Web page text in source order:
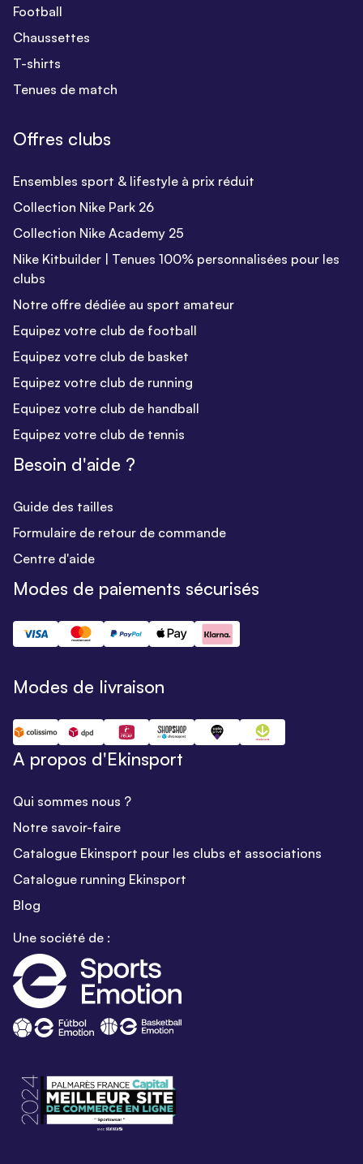
Football
Chaussettes
T-shirts
Tenues de match
Offres clubs
Ensembles sport & lifestyle à prix réduit
Collection Nike Park 26
Collection Nike Academy 25
Nike Kitbuilder | Tenues 100% personnalisées pour les
clubs
Notre offre dédiée au sport amateur
Equipez votre club de football
Equipez votre club de basket
Equipez votre club de running
Equipez votre club de handball
Equipez votre club de tennis
Besoin d'aide ?
Guide des tailles
Formulaire de retour de commande
Centre d'aide
Modes de paiements sécurisés
Modes de livraison
A propos d'Ekinsport
Qui sommes nous ?
Notre savoir-faire
Catalogue Ekinsport pour les clubs et associations
Catalogue running Ekinsport
Blog
Une société de :